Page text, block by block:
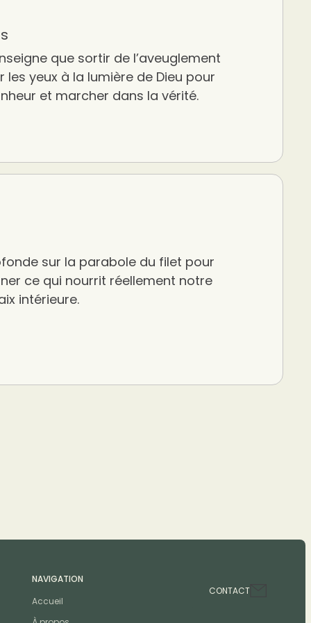
que sortir de l’aveuglement
les yeux à la lumière de Dieu pour
et marcher dans la vérité.
sur la parabole du filet pour
ce qui nourrit réellement notre
intérieure.
NAVIGATION
Accueil
CONTACT